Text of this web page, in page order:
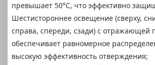
превышает 50°C, что эффективно
Шестистороннее освещение (сверху,
справа, спереди, сзади) с отражающей
обеспечивает равномерное
высокую эффективность отверждения;